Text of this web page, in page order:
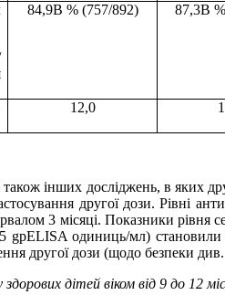
84,9В % (757/892) 87,3В
12,0
інших досліджень, в яких
другої дози. Рівні
3 місяці. Показники
одиниць/мл) становили
другої дози (щодо безпеки
дітей віком від 9 до 12